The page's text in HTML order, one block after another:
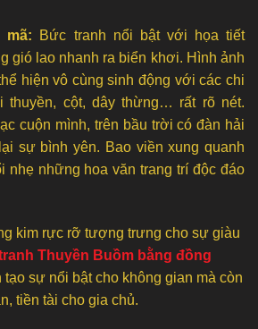
mã: Bức tranh nổi bật với họa tiết
gió lao nhanh ra biển khơi. Hình ảnh
hiện vô cùng sinh động với các chi
thuyền, cột, dây thừng… rất rõ nét.
cuộn mình, trên bầu trời có đàn hải
sự bình yên. Bao viền xung quanh
nhẹ những hoa văn trang trí độc đáo
kim rực rỡ tượng trưng cho sự giàu
Thuyền Buồm bằng đồng
sự nổi bật cho không gian mà còn
tiền tài cho gia chủ.